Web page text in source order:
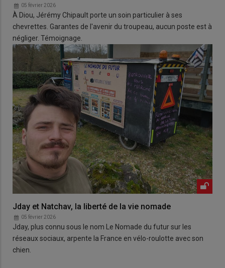
05 février 2026
À Diou, Jérémy Chipault porte un soin particulier à ses
chevrettes. Garantes de l'avenir du troupeau, aucun poste est à
négliger. Témoignage.
Jday et Natchav, la liberté de la vie nomade
05 février 2026
Jday, plus connu sous le nom Le Nomade du futur sur les
réseaux sociaux, arpente la France en vélo-roulotte avec son
chien.